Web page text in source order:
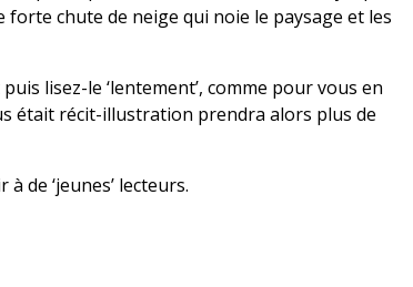
chute de neige qui noie le paysage et les
lisez-le ‘lentement’, comme pour vous en
était récit-illustration prendra alors plus de
de ‘jeunes’ lecteurs.
COPIE DU JEU « GRID, ULTIMATE EDITION »
Daily Passions